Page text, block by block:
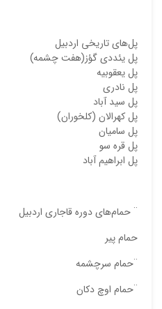
پل‌های تاریخی اردبیل
پل یئددی گؤز(هفت چشمه)
پل یعقوبیه
پل نادری
پل سید آباد
پل کهرالان (کلخوران)
پل سامیان
پل قره سو
پل ابراهیم آباد
¨ حمام‌های دوره قاجاری اردبیل
حمام پیر
¨حمام سرچشمه
¨حمام اوچ دکان